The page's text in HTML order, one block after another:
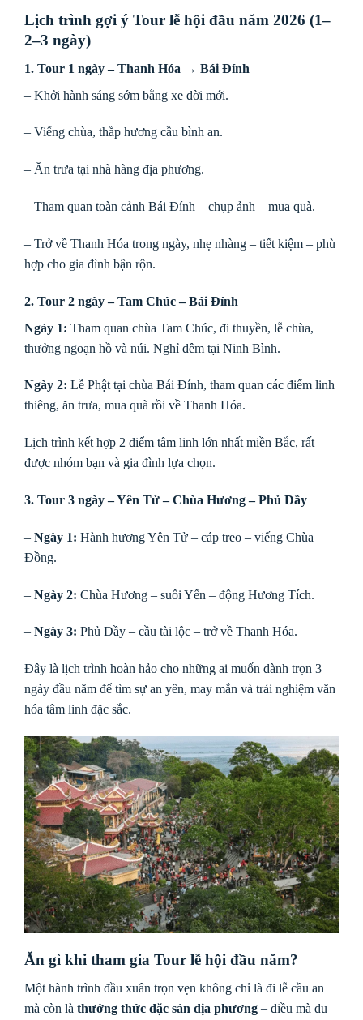
Lịch trình gợi ý Tour lễ hội đầu năm 2026 (1–
2–3 ngày)
1. Tour 1 ngày – Thanh Hóa → Bái Đính
– Khởi hành sáng sớm bằng xe đời mới.
– Viếng chùa, thắp hương cầu bình an.
– Ăn trưa tại nhà hàng địa phương.
– Tham quan toàn cảnh Bái Đính – chụp ảnh – mua quà.
– Trở về Thanh Hóa trong ngày, nhẹ nhàng – tiết kiệm – phù
hợp cho gia đình bận rộn.
2. Tour 2 ngày – Tam Chúc – Bái Đính
Ngày 1: Tham quan chùa Tam Chúc, đi thuyền, lễ chùa,
thưởng ngoạn hồ và núi. Nghỉ đêm tại Ninh Bình.
Ngày 2: Lễ Phật tại chùa Bái Đính, tham quan các điểm linh
thiêng, ăn trưa, mua quà rồi về Thanh Hóa.
Lịch trình kết hợp 2 điểm tâm linh lớn nhất miền Bắc, rất
được nhóm bạn và gia đình lựa chọn.
3. Tour 3 ngày – Yên Tử – Chùa Hương – Phủ Dầy
– Ngày 1: Hành hương Yên Tử – cáp treo – viếng Chùa
Đồng.
– Ngày 2: Chùa Hương – suối Yến – động Hương Tích.
– Ngày 3: Phủ Dầy – cầu tài lộc – trở về Thanh Hóa.
Đây là lịch trình hoàn hảo cho những ai muốn dành trọn 3
ngày đầu năm để tìm sự an yên, may mắn và trải nghiệm văn
hóa tâm linh đặc sắc.
Ăn gì khi tham gia Tour lễ hội đầu năm?
Một hành trình đầu xuân trọn vẹn không chỉ là đi lễ cầu an
mà còn là thưởng thức đặc sản địa phương – điều mà du